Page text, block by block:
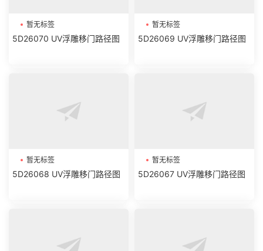
暂无标签
5D26070 UV浮雕移门路径图
暂无标签
5D26069 UV浮雕移门路径图
暂无标签
5D26068 UV浮雕移门路径图
暂无标签
5D26067 UV浮雕移门路径图